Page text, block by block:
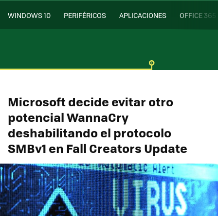
WINDOWS 10 PERIFÉRICOS APLICACIONES OFFICE 365
Microsoft decide evitar otro
potencial WannaCry
deshabilitando el protocolo
SMBv1 en Fall Creators Update